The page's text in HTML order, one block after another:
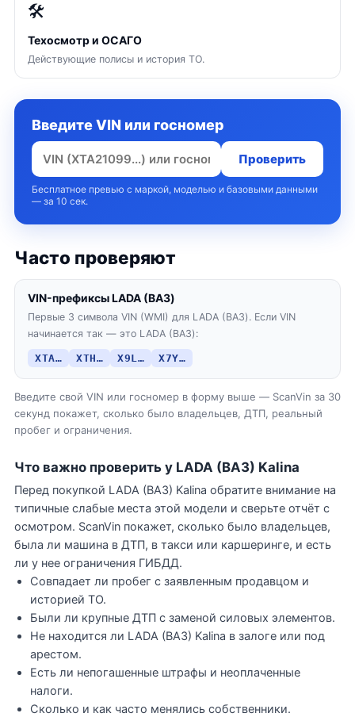
🛠
Техосмотр и ОСАГО
Действующие полисы и история ТО.
Введите VIN или госномер
Проверить
Бесплатное превью с маркой, моделью и базовыми данными
— за 10 сек.
Часто проверяют
VIN-префиксы LADA (ВАЗ)
Первые 3 символа VIN (WMI) для LADA (ВАЗ). Если VIN
начинается так — это LADA (ВАЗ):
XTA… XTH… X9L… X7Y…
Введите свой VIN или госномер в форму выше — ScanVin за 30
секунд покажет, сколько было владельцев, ДТП, реальный
пробег и ограничения.
Что важно проверить у LADA (ВАЗ) Kalina
Перед покупкой LADA (ВАЗ) Kalina обратите внимание на
типичные слабые места этой модели и сверьте отчёт с
осмотром. ScanVin покажет, сколько было владельцев,
была ли машина в ДТП, в такси или каршеринге, и есть
ли у нее ограничения ГИБДД.
Совпадает ли пробег с заявленным продавцом и
историей ТО.
Были ли крупные ДТП с заменой силовых элементов.
Не находится ли LADA (ВАЗ) Kalina в залоге или под
арестом.
Есть ли непогашенные штрафы и неоплаченные
налоги.
Сколько и как часто менялись собственники.